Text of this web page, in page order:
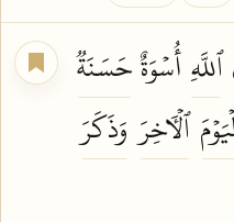
ٱللَّهِأُسۡوَةٌحَسَنَةٞ
ٱلۡأٓخِرَ وَذَكَرَ